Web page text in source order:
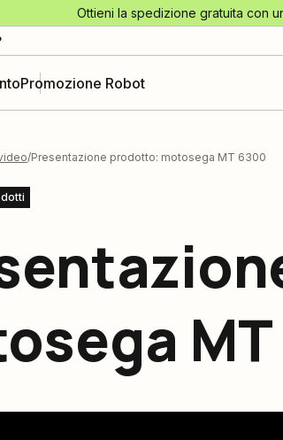
Ottieni la spedizione gratuita con
Promozione Robot
Presentazione prodotto: motosega MT 6300